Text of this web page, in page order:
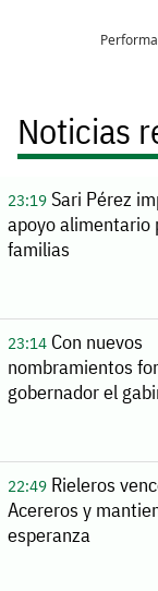
Noticias
23:19Sari Pérez
apoyo alimentario
familias
23:14Con nuevos
nombramientos
gobernador el
22:49Rieleros
Acereros y
esperanza